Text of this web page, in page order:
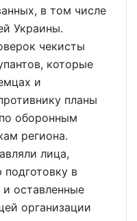
в том числе
Украины.
чекисты
которые
и
планы
оборонным
региона.
лица,
в
оставленные
организации